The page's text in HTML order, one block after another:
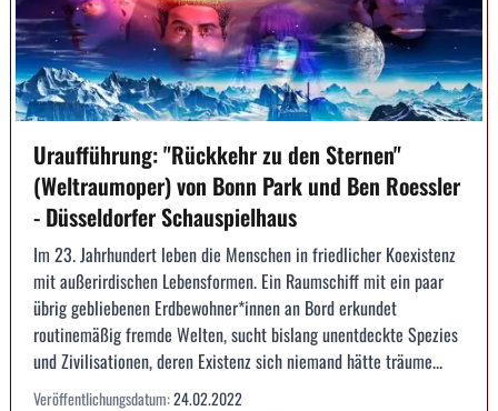
Uraufführung: "Rückkehr zu den Sternen"
(Weltraumoper) von Bonn Park und Ben Roessler
- Düsseldorfer Schauspielhaus
Im 23. Jahrhundert leben die Menschen in friedlicher Koexistenz
mit außerirdischen Lebensformen. Ein Raumschiff mit ein paar
übrig gebliebenen Erdbewohner*innen an Bord erkundet
routinemäßig fremde Welten, sucht bislang unentdeckte Spezies
und Zivilisationen, deren Existenz sich niemand hätte träume...
Veröffentlichungsdatum:24.02.2022